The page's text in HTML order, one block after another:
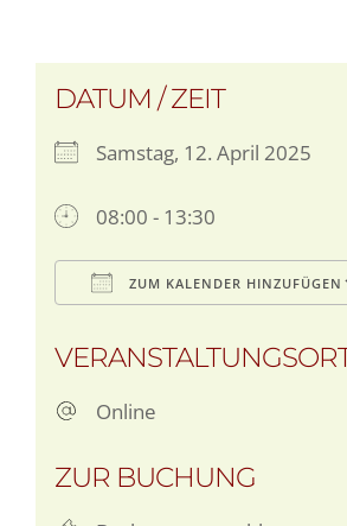
DATUM / ZEIT
Samstag, 12. April 2025
08:00 - 13:30
ZUM KALENDER HINZUFÜGEN
Online
ZUR BUCHUNG